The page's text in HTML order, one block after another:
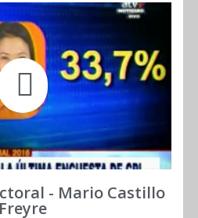
- Mario Castillo
Freyre